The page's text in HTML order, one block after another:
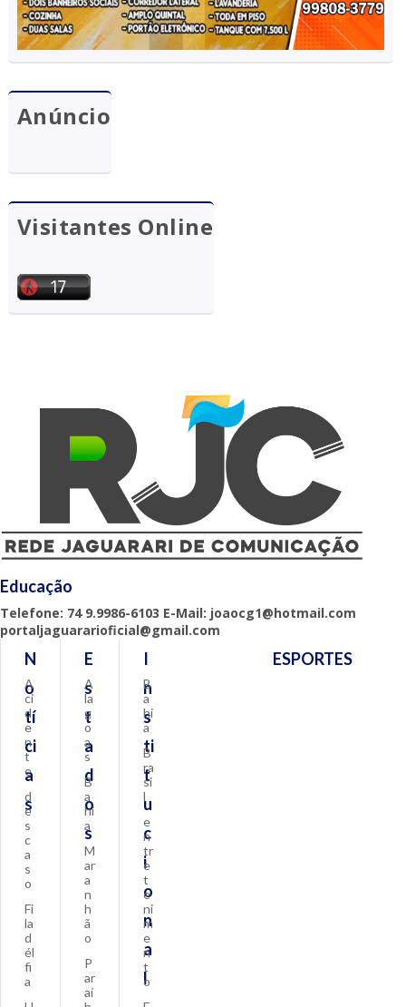
Anúncio
Visitantes Online
Educação
Telefone: 74 9.9986-6103 E-Mail: joaocg1@hotmail.com
portaljaguararioficial@gmail.com
N
o
tí
ci
a
s
A
ci
d
e
n
t
e
d
e
s
c
a
s
o
Fi
la
d
él
fi
a
E
s
t
a
d
o
s
A
la
g
o
a
s
B
a
hi
a
M
ar
a
n
h
ã
o
P
ar
aí
I
n
s
ti
t
u
c
i
o
n
a
l
B
a
hi
a
B
ra
si
l
e
n
tr
e
t
e
ni
m
e
n
t
o
ESPORTES